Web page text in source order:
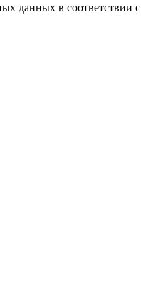
данных в соответствии с